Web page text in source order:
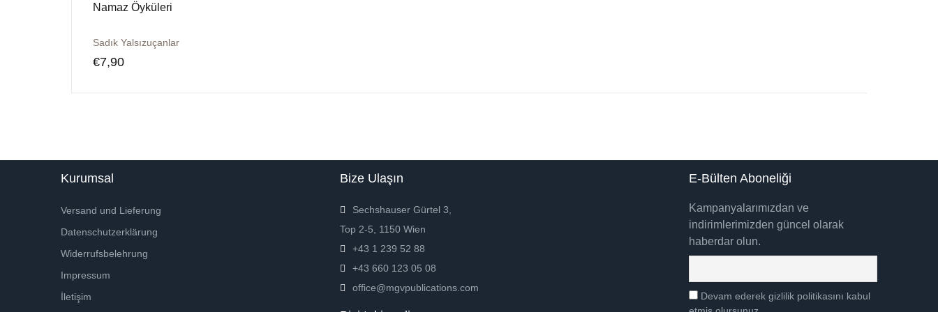
Namaz Öyküleri
Sadık Yalsızuçanlar
€7,90
Kurumsal
Versand und Lieferung
Datenschutzerklärung
Widerrufsbelehrung
Impressum
İletişim
Bize Ulaşın
Sechshauser Gürtel 3,
Top 2-5, 1150 Wien
+43 1 239 52 88
+43 660 123 05 08
office@mgvpublications.com
E-Bülten Aboneliği
Kampanyalarımızdan ve
indirimlerimizden güncel olarak
haberdar olun.
Devam ederek gizlilik politikasını kabul